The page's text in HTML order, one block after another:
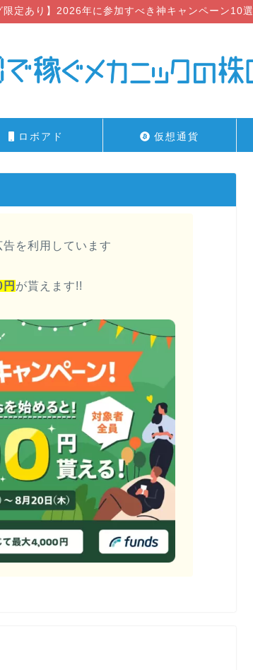
限定あり】2026年に参加すべき神キャンペーン10選
ロボアド 仮想通貨
を利用しています
が貰えます!!